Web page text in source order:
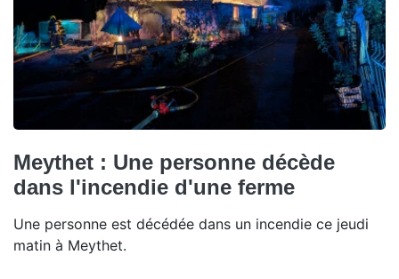
Meythet : Une personne décède
dans l'incendie d'une ferme
Une personne est décédée dans un incendie ce jeudi
matin à Meythet.